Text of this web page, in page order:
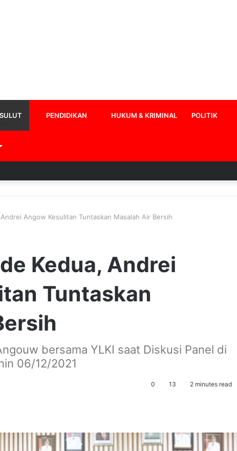
SULUT PENDIDIKAN HUKUM & KRIMINAL POLITIK
Angow Kesulitan Tuntaskan Masalah Air Bersih
Kedua, Andrei
Tuntaskan
bersama YLKI saat Diskusi Panel di
06/12/2021
0 13 2 minutes read